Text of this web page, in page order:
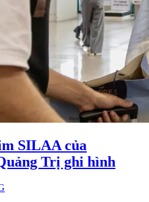
SILAA của
Trị ghi hình